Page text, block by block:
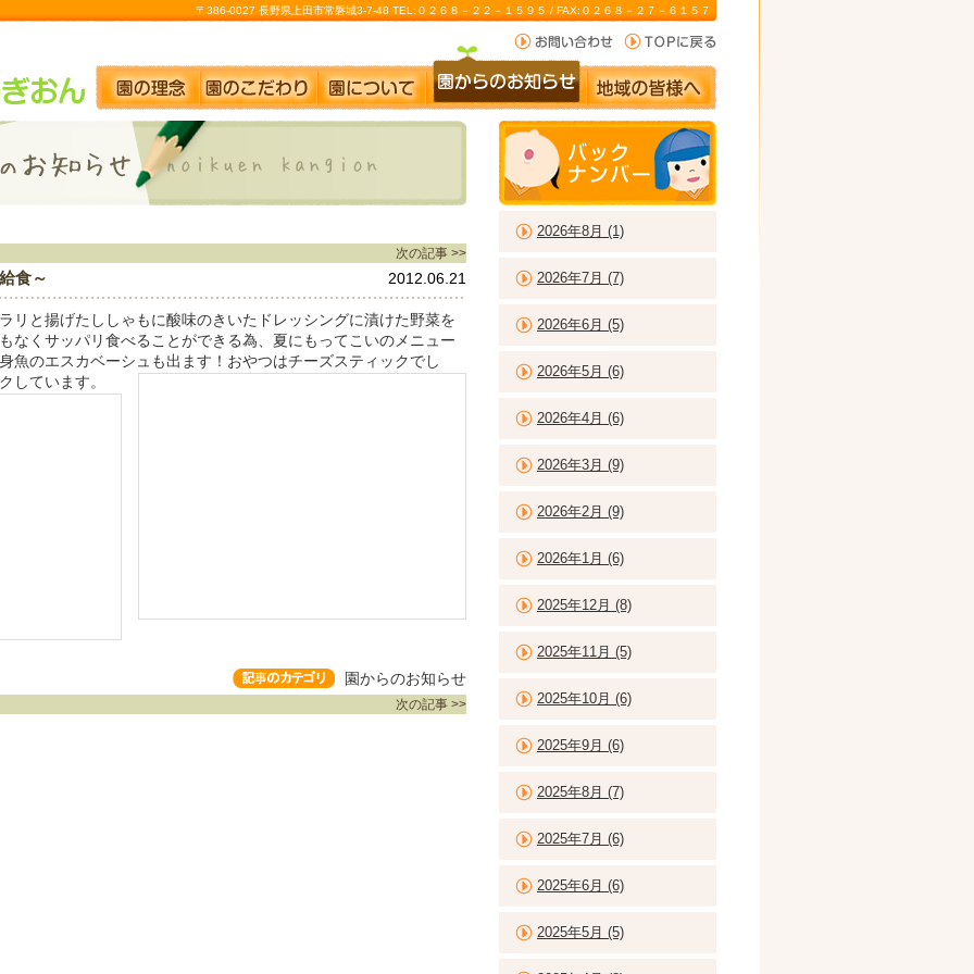
〒386-0027 長野県上田市常磐城3-7-48 TEL:０２６８－２２－１５９５ / FAX:０２６８－２７－６１５７
次の記事 >>
食～ 2012.06.21
リと揚げたししゃもに酸味のきいたドレッシングに漬けた野菜を
なくサッパリ食べることができる為、夏にもってこいのメニュー
魚のエスカベーシュも出ます！おやつはチーズスティックでし
しています。
園からのお知らせ
次の記事 >>
2026年8月 (1)
2026年7月 (7)
2026年6月 (5)
2026年5月 (6)
2026年4月 (6)
2026年3月 (9)
2026年2月 (9)
2026年1月 (6)
2025年12月 (8)
2025年11月 (5)
2025年10月 (6)
2025年9月 (6)
2025年8月 (7)
2025年7月 (6)
2025年6月 (6)
2025年5月 (5)